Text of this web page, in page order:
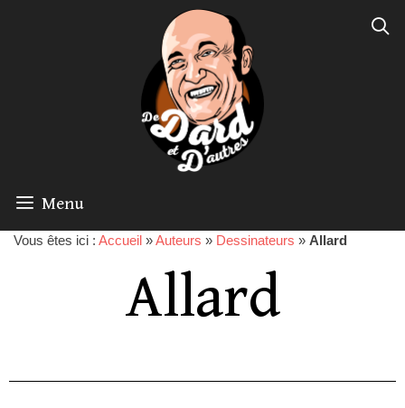
Menu
Vous êtes ici : Accueil »Auteurs » Dessinateurs » Allard
Allard